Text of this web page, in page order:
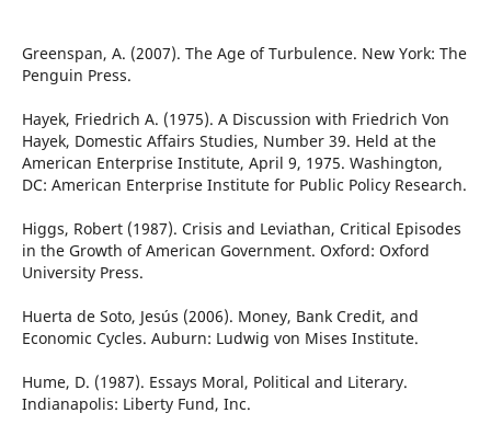
Greenspan, A. (2007). The Age of Turbulence. New York: The
Penguin Press.
Hayek, Friedrich A. (1975). A Discussion with Friedrich Von
Hayek, Domestic Affairs Studies, Number 39. Held at the
American Enterprise Institute, April 9, 1975. Washington,
DC: American Enterprise Institute for Public Policy Research.
Higgs, Robert (1987). Crisis and Leviathan, Critical Episodes
in the Growth of American Government. Oxford: Oxford
University Press.
Huerta de Soto, Jesús (2006). Money, Bank Credit, and
Economic Cycles. Auburn: Ludwig von Mises Institute.
Hume, D. (1987). Essays Moral, Political and Literary.
Indianapolis: Liberty Fund, Inc.